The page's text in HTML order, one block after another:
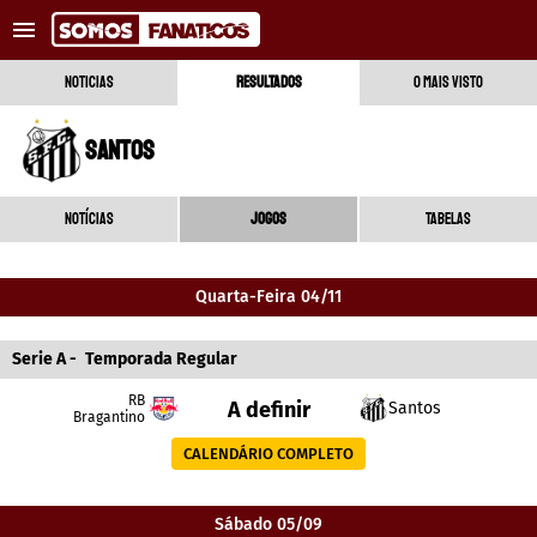
Tendências: Alerta no Barcelona Lukaku perto do
NOTÍCIAS RECENTES
COPA DO MUNDO
TRANSFERÊNCIAS
BARCELONA
NOTICIAS RESULTADOS O MAIS VISTO
SANTOS
NOTÍCIAS JOGOS TABELAS
Quarta-Feira 04/11
Serie A- Temporada Regular
RB
Bragantino
A definir Santos
CALENDÁRIO COMPLETO
Sábado 05/09